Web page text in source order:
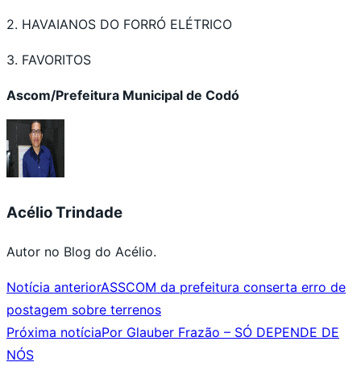
2. HAVAIANOS DO FORRÓ ELÉTRICO
3. FAVORITOS
Ascom/Prefeitura Municipal de Codó
Acélio Trindade
Autor no Blog do Acélio.
Notícia anteriorASSCOM da prefeitura conserta erro de
postagem sobre terrenos
Próxima notíciaPor Glauber Frazão – SÓ DEPENDE DE
NÓS